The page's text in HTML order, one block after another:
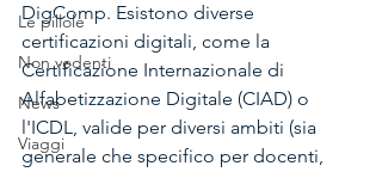
Le pillole
Non vedenti
News
Viaggi
DigComp. Esistono diverse
certificazioni digitali, come la
Certificazione Internazionale di
Alfabetizzazione Digitale (CIAD) o
l'ICDL, valide per diversi ambiti (sia
generale che specifico per docenti,